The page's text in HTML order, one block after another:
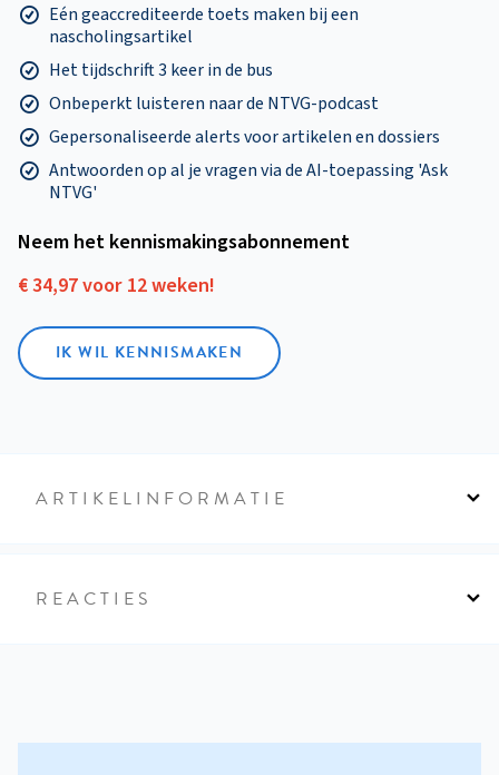
Eén geaccrediteerde toets maken bij een
nascholingsartikel
Het tijdschrift 3 keer in de bus
Onbeperkt luisteren naar de NTVG-podcast
Gepersonaliseerde alerts voor artikelen en dossiers
Antwoorden op al je vragen via de AI-toepassing 'Ask
NTVG'
Neem het kennismakings­abonnement
€ 34,97 voor 12 weken!
IK WIL KENNISMAKEN
ARTIKELINFORMATIE
REACTIES